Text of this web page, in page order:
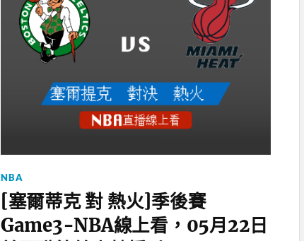
NBA
[塞爾蒂克 對 熱火]季後賽
Game3-NBA線上看，05月22日